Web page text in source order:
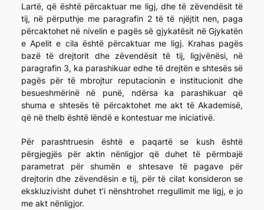
Lartë, që është përcaktuar me ligj, dhe të zëvendësit të
tij, në përputhje me paragrafin 2 të të njëjtit nen, paga
përcaktohet në nivelin e pagës së gjykatësit në Gjykatën
e Apelit e cila është përcaktuar me ligj. Krahas pagës
bazë të drejtorit dhe zëvendësit të tij, ligjvënësi, në
paragrafin 3, ka parashikuar edhe të drejtën e shtesës së
pagës për të mbrojtur reputacionin e institucionit dhe
besueshmërinë në punë, ndërsa ka parashikuar që
shuma e shtesës të përcaktohet me akt të Akademisë,
që në thelb është lëndë e kontestuar me iniciativë.
Për parashtruesin është e paqartë se kush është
përgjegjës për aktin nënligjor që duhet të përmbajë
parametrat për shumën e shtesave të pagave për
drejtorin dhe zëvendësin e tij, për të cilat konsideron se
ekskluzivisht duhet t’i nënshtrohet rregullimit me ligj, e jo
me akt nënligjor.